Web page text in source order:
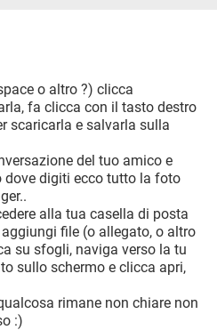
o altro ?) clicca
fa clicca con il tasto destro
scaricarla e salvarla sulla
del tuo amico e
digiti ecco tutto la foto
alla tua casella di posta
file (o allegato, o altro
su sfogli, naviga verso la tu
sullo schermo e clicca apri,
rimane non chiare non
:)